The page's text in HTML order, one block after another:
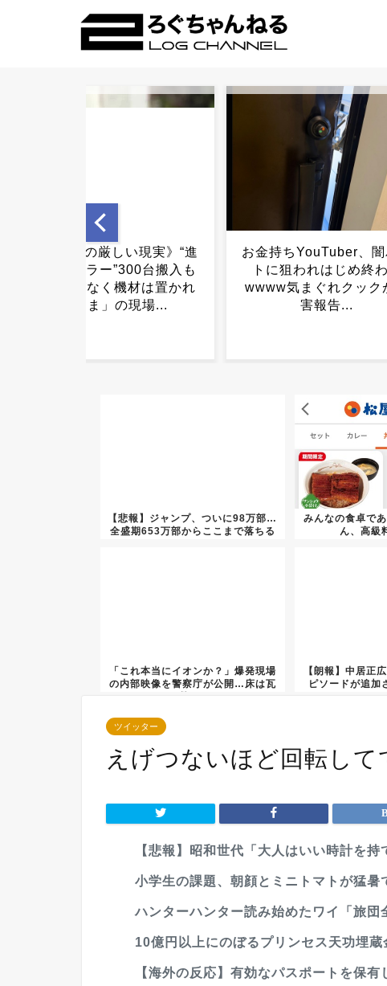
【速報】日本製紙 八
場、5人死亡 4人安
明...
お金持ちYouTuber、闇バイ
トに狙われはじめ終わる
wwww気まぐれクックが被
害報告...
【悲報】ジャンプ、ついに98万部…
全盛期653万部からここまで落ちる
みんなの食卓で
ん、高級
「これ本当にイオンか？」爆発現場
の内部映像を警察庁が公開…床は瓦
【朗報】中居正
ピソードが追加
ツイッター
えげつないほど回転して
【悲報】昭和世代「大人はいい時計を
小学生の課題、朝顔とミニトマトが猛暑
ハンターハンター読み始めたワイ「旅
10億円以上にのぼるプリンセス天功埋
【海外の反応】有効なパスポートを保